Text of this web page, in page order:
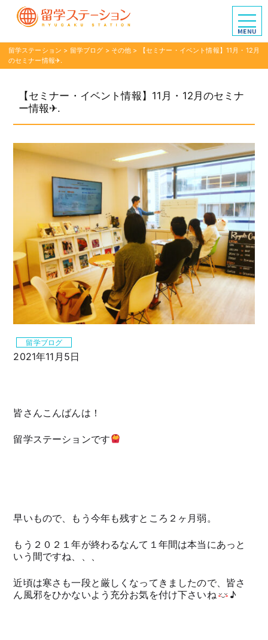
留学ステーション > 留学ブログ > その他 >
【セミナー・イベント情報】11月・12月
のセミナー情報✈︎.
【セミナー・イベント情報】11月・12月のセミナ
ー情報✈︎.
留学ブログ
2021年11月5日
皆さんこんばんは！
留学ステーションです
早いもので、もう今年も残すところ２ヶ月弱。
もう２０２１年が終わるなんて１年間は本当にあっと
いう間ですね、、、
近頃は寒さも一段と厳しくなってきましたので、皆さ
ん風邪をひかないよう充分お気を付け下さいね
♪